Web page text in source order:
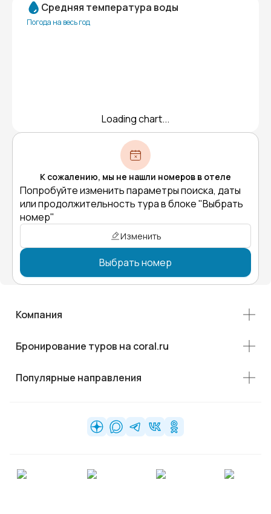
Средняя температура воды
Погода на весь год
Loading chart...
К сожалению, мы не нашли номеров в отеле
Попробуйте изменить параметры поиска, даты
или продолжительность тура в блоке "Выбрать
номер"
Изменить
Выбрать номер
Компания
Бронирование туров на coral.ru
Популярные направления